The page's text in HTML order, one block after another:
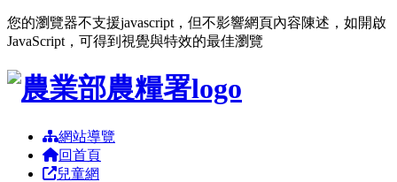
您的瀏覽器不支援javascript，但不影響網頁內容陳述，如開啟
JavaScript，可得到視覺與特效的最佳瀏覽
跳到主要內容區塊
網站導覽
回首頁
兒童網